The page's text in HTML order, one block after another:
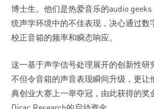
博士生。他们是热爱音乐的audio
统声学环境中的不佳表现，决心通过数
校正音箱的频率和瞬态响应。
这一基于声学信号处理展开的创新性研
不但令音箱的声音表现瞬间升级，更让
典创业大赛上一举夺冠，由此获得的奖